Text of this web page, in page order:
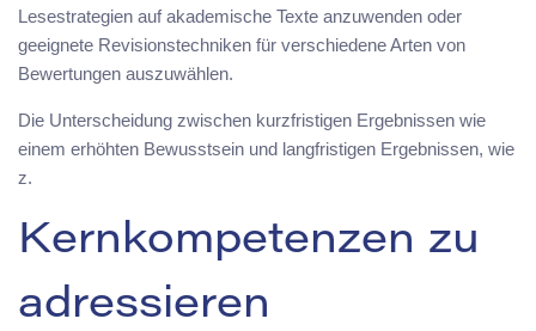
Lesestrategien auf akademische Texte anzuwenden oder
geeignete Revisionstechniken für verschiedene Arten von
Bewertungen auszuwählen.
Die Unterscheidung zwischen kurzfristigen Ergebnissen wie
einem erhöhten Bewusstsein und langfristigen Ergebnissen, wie
z.
Kernkompetenzen zu
adressieren